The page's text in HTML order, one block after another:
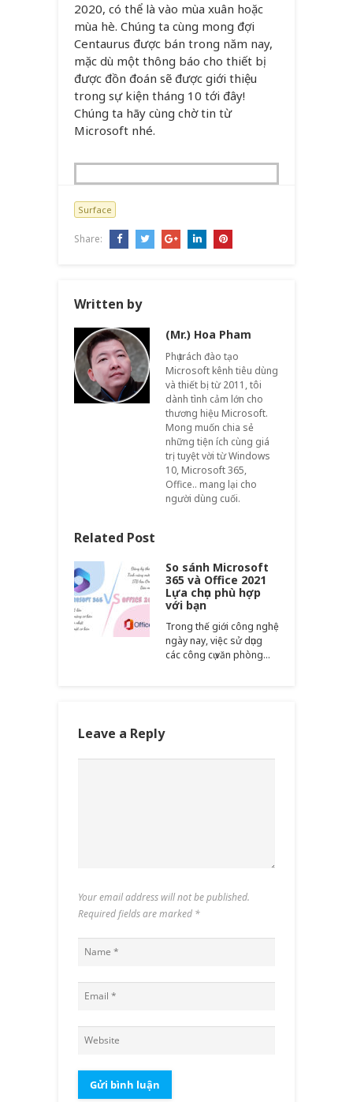
2020, có thể là vào mùa xuân hoặc
mùa hè. Chúng ta cùng mong đợi
Centaurus được bán trong năm nay,
mặc dù một thông báo cho thiết bị
được đồn đoán sẽ được giới thiệu
trong sự kiện tháng 10 tới đây!
Chúng ta hãy cùng chờ tin từ
Microsoft nhé.
Surface
Share:
Written by
(Mr.) Hoa Pham
Phụ trách đào tạo
Microsoft kênh tiêu dùng
và thiết bị từ 2011, tôi
dành tình cảm lớn cho
thương hiệu Microsoft.
Mong muốn chia sẻ
những tiện ích cùng giá
trị tuyệt vời từ Windows
10, Microsoft 365,
Office.. mang lại cho
người dùng cuối.
Related Post
So sánh Microsoft
365 và Office 2021
Lựa chọn phù hợp
với bạn
Trong thế giới công nghệ
ngày nay, việc sử dụng
các công cụ văn phòng…
Leave a Reply
Your email address will not be published.
Required fields are marked *